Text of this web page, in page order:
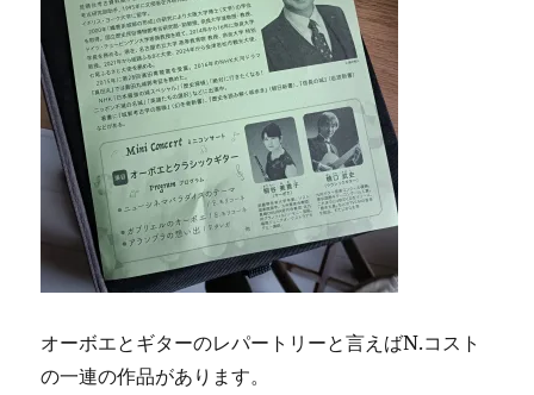
オーボエとギターのレパートリーと言えばN.コスト
の一連の作品があります。